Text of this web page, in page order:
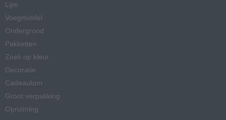
Lijm
Voegmiddel
Ondergrond
Pakketten
Zoek op kleur
Decoratie
Cadeaubon
Groot verpakking
Opruiming